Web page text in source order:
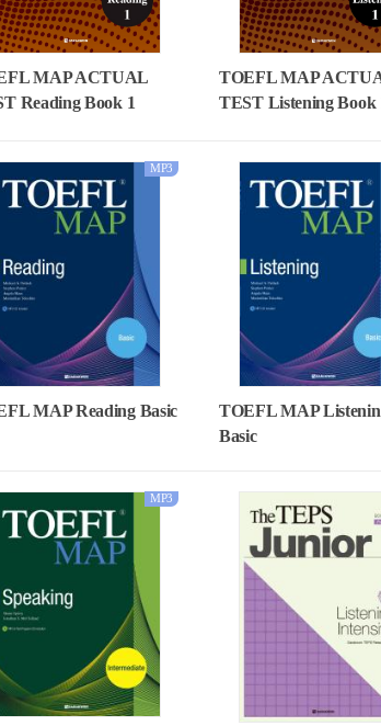
MAP ACTUAL
Reading Book 1
TOEFL MAP
TEST Listening Book
MP3
MAP Reading Basic
TOEFL MAP
Basic
MP3